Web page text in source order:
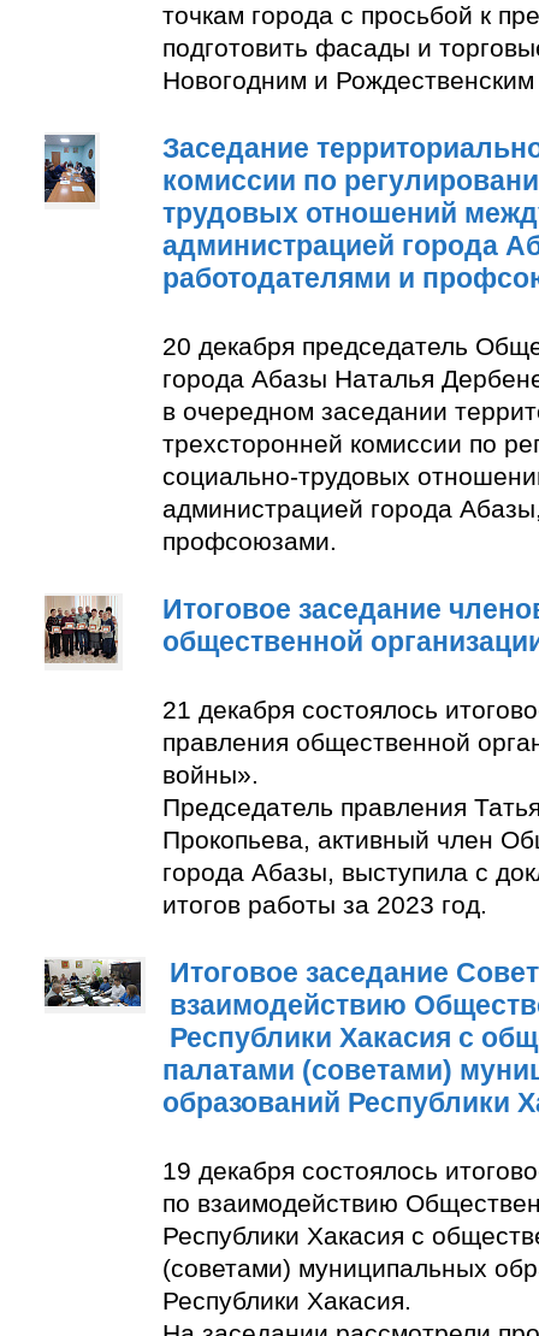
точкам города с просьбой к
подготовить фасады и
Новогодним и
Заседание
комиссии по
трудовых отношений
администрацией города
работодателями и
20 декабря председатель
города Абазы Наталья
в очередном заседании
трехсторонней комиссии по
социально-трудовых
администрацией города
профсоюзами.
Итоговое заседание
общественной
21 декабря состоялось
правления общественной
войны».
Председатель правления
Прокопьева, активный член
города Абазы, выступила с
итогов работы за 2023 год.
Итоговое заседание
взаимодействию
Республики Хакасия с
палатами (советами)
образований Республики
19 декабря состоялось
по взаимодействию
Республики Хакасия с
(советами) муниципальных
Республики Хакасия.